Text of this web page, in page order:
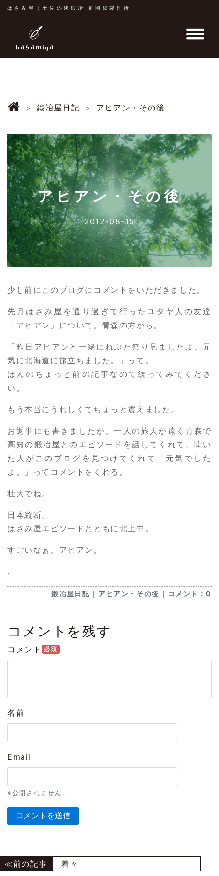
はさみ屋｜土佐の鋏鍛冶 笹岡鋏製作所
鍛冶屋日記 アヒアン・その後
アヒアン・その後
2012-08-15
少し前にこのブログにコメントをいただきました。
先月はさみ屋を通り過ぎて行ったユダヤ人の友達
「アヒアン」について。青森の方から。
「昨日アヒアンと一緒にねぶた祭り見ましたよ。元
気に北海道に旅立ちました。」って。
ほんのちょっと前の記事なので繰ってみてくださ
い。
もう本当にうれしくてちょっと震えました。
お返事にも書きましたが、一人の旅人が遠く青森で
高知の鍛冶屋とのエピソードを話してくれて、聞い
た人がこのブログを見つけてくれて「元気でした
よ。」ってコメントをくれる。
壮大でね。
日本縦断。
はさみ屋エピソードとともに北上中。
すごいなぁ、アヒアン。
.
鍛冶屋日記 ｜ アヒアン・その後 ｜ コメント：0
コメントを残す
コメント 必須
名前
Email
※公開されません。
着々